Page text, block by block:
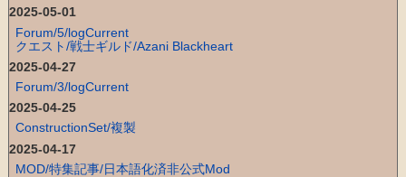
2025-05-01
Forum/5/logCurrent
クエスト/戦士ギルド/Azani Blackheart
2025-04-27
Forum/3/logCurrent
2025-04-25
ConstructionSet/複製
2025-04-17
MOD/特集記事/日本語化済非公式Mod